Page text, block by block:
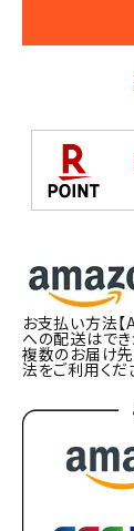
お支払い方法
への配送はでき
複数のお届け
法をご利用くだ